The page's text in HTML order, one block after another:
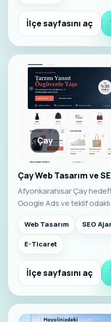
İlçe sayfasını aç
Çay
Çay Web Tasarım ve
Afyonkarahisar Çay
Google Ads ve teklif odaklı
Web Tasarım SEO
E-Ticaret
İlçe sayfasını aç